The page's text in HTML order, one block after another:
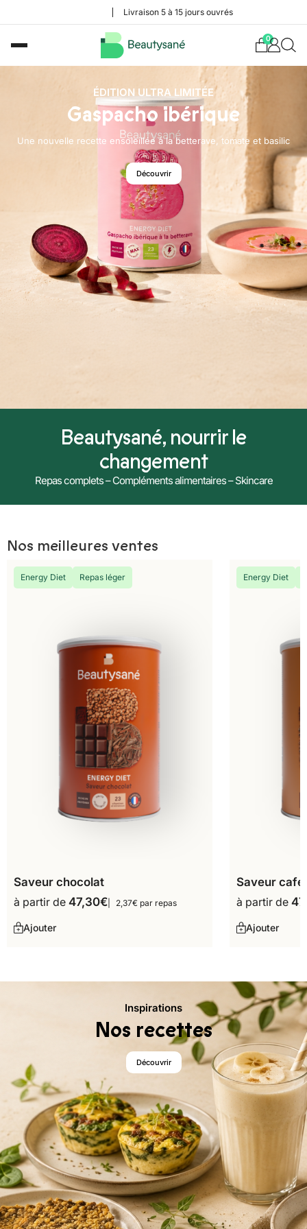
Livraison 5 à 15 jours ouvrés
0
ÉDITION ULTRA LIMITÉE
Gaspacho ibérique
Une nouvelle recette ensoleillée à la betterave, tomate et basilic
Découvrir
Beautysané, nourrir le
changement
Repas complets – Compléments alimentaires – Skincare
Nos meilleures ventes
Energy Diet Repas léger
Saveur chocolat
à partir de 47,30€ 2,37€ par repas
Ajouter
Energy Diet
Saveur café
à partir de
Ajouter
Inspirations
Nos recettes
Découvrir